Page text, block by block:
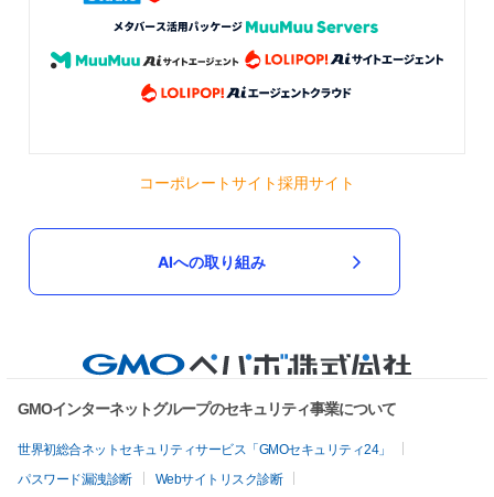
コーポレートサイト採用サイト
AIへの取り組み
GMOインターネットグループのセキュリティ事業について
世界初総合ネットセキュリティサービス「GMOセキュリティ24」
パスワード漏洩診断
Webサイトリスク診断